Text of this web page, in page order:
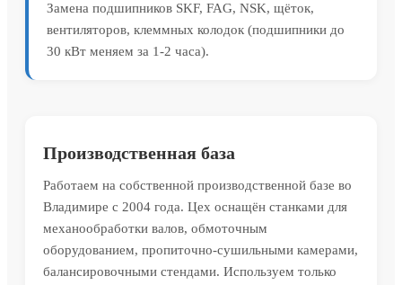
Замена подшипников SKF, FAG, NSK, щёток,
вентиляторов, клеммных колодок (подшипники до
30 кВт меняем за 1-2 часа).
Производственная база
Работаем на собственной производственной базе во
Владимире с 2004 года. Цех оснащён станками для
механообработки валов, обмоточным
оборудованием, пропиточно-сушильными камерами,
балансировочными стендами. Используем только